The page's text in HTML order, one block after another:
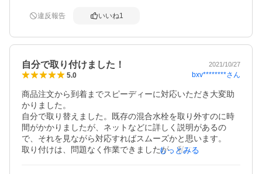
シャワー、浄水の切り替えも、左右の振りも抜群です。
違反報告 いいね1
自分で取り付けました！ 2021/10/27
5.0 bxv********さん
商品注文から到着までスピーディーに対応いただき大変助
かりました。
自分で取り替えました。既存の混合水栓を取り外すのに時
間がかかりましたが、ネットなどに詳しく説明があるの
で、それを見ながら対応すればスムーズかと思います。
取り付けは、問題なく作業できましたが、私のキッチンで
もっとみる